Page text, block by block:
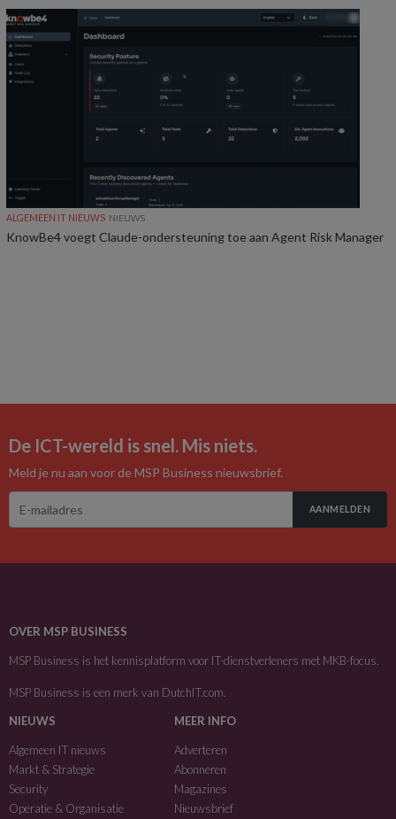
ALGEMEEN IT NIEUWS NIEUWS
KnowBe4 voegt Claude-ondersteuning toe aan Agent Risk Manager
De ICT-wereld is snel. Mis niets.
Meld je nu aan voor de MSP Business nieuwsbrief.
AANMELDEN
OVER MSP BUSINESS
MSP Business is het kennisplatform voor IT-dienstverleners met MKB-focus.
MSP Business is een merk van DutchIT.com.
NIEUWS
Algemeen IT nieuws
Markt & Strategie
Security
Operatie & Organisatie
MEER INFO
Adverteren
Abonneren
Magazines
Nieuwsbrief